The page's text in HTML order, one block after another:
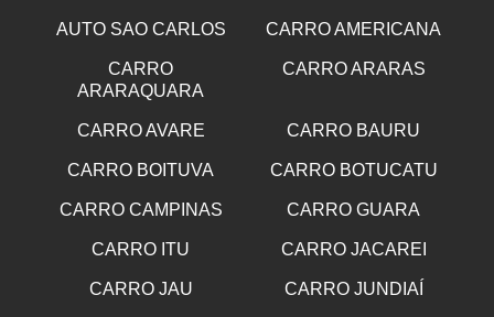
AUTO SAO CARLOS CARRO AMERICANA
CARRO
ARARAQUARA
CARRO ARARAS
CARRO AVARE CARRO BAURU
CARRO BOITUVA CARRO BOTUCATU
CARRO CAMPINAS CARRO GUARA
CARRO ITU CARRO JACAREI
CARRO JAU CARRO JUNDIAÍ